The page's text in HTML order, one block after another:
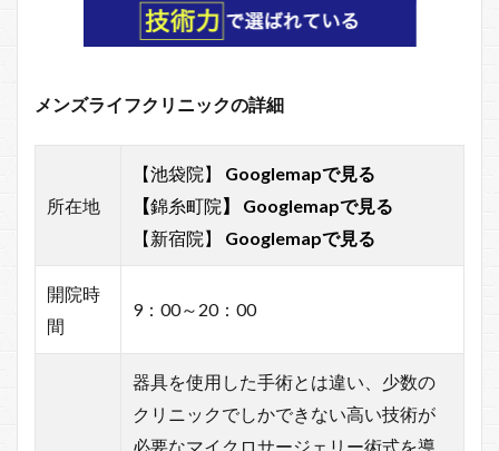
メンズライフクリニックの詳細
所在地
【池袋院】
Googlemapで見る
【錦糸町院】
Googlemapで見る
【新宿院】 Googlemapで見る
開院時
間
9：00～20：00
器具を使用した手術とは違い、少数の
クリニックでしかできない高い技術が
必要なマイクロサージェリー術式を導